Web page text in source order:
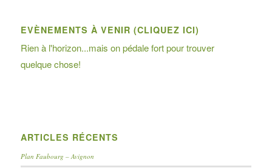
EVÈNEMENTS À VENIR (CLIQUEZ ICI)
Rien à l'horizon...mais on pédale fort pour trouver
quelque chose!
ARTICLES RÉCENTS
Plan Faubourg – Avignon